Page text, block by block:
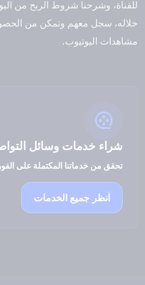
للقناة، وشرحنا شروط الربح من
خلاله، سجل معهم وتمكن من
مشاهدات اليوتيوب.
شراء خدمات وسائل
تحقق من خدماتنا المكتملة على
انظر جميع الخدمات